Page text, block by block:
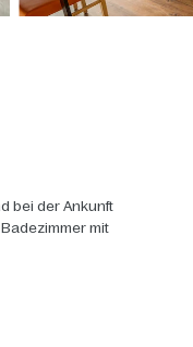
bei der Ankunft
mit